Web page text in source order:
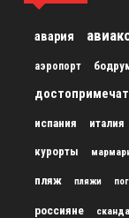
авария
аэропорт
испания италия
курорты
пляж пляжи
россияне